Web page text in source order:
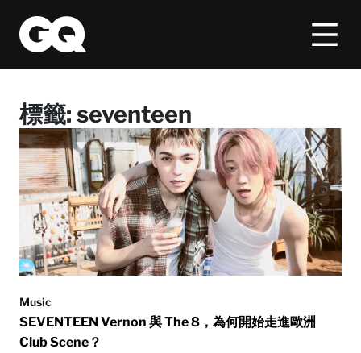
標籤: seventeen
Music
SEVENTEEN Vernon 與 The 8，為何開始走進歐洲
Club Scene？